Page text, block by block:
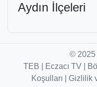
Aydın İlçeleri
© 2025
TEB
Eczacı TV
Koşulları
Gizlilik